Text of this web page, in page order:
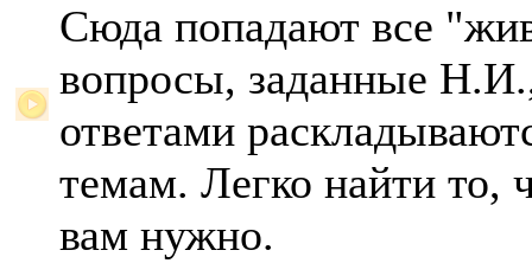
Сюда попадают все
вопросы, заданные
ответами
темам. Легко найти то,
вам нужно.